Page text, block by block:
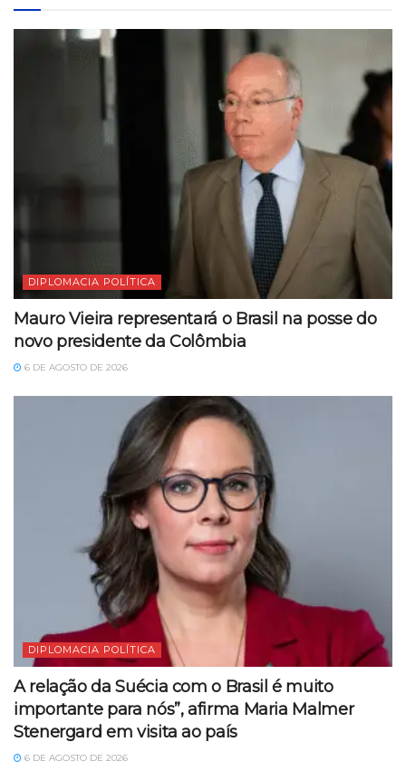
DIPLOMACIA POLÍTICA
Mauro Vieira representará o Brasil na posse do
novo presidente da Colômbia
6 DE AGOSTO DE 2026
DIPLOMACIA POLÍTICA
A relação da Suécia com o Brasil é muito
importante para nós”, afirma Maria Malmer
Stenergard em visita ao país
6 DE AGOSTO DE 2026